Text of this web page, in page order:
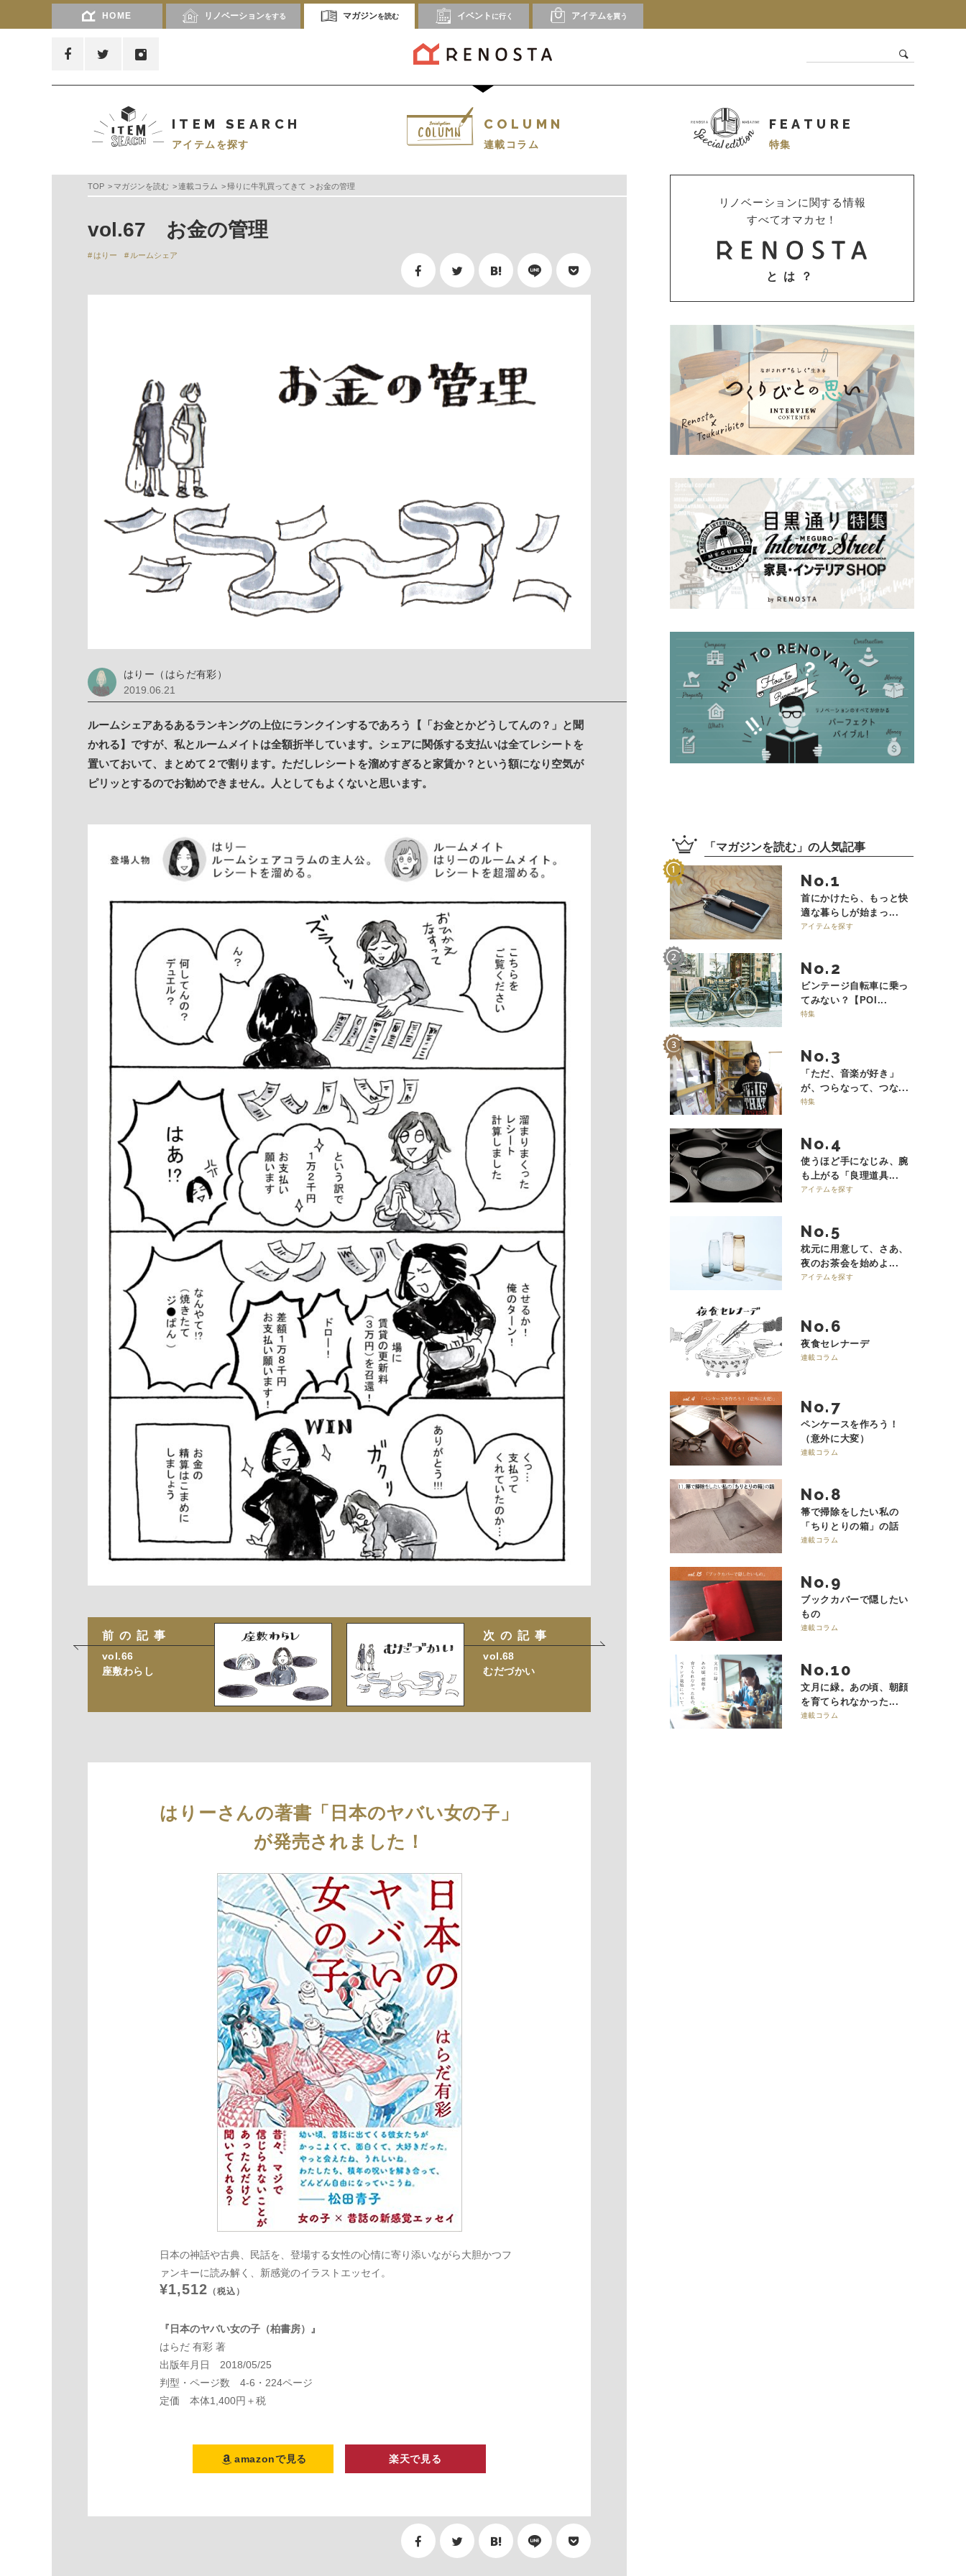
HOME リノベーションをする マガジンを読む イベント に行く アイテムを買う
ITEM SEARCH
アイテムを探す
COLUMN
連載コラム
FEATURE
特集
TOP マガジンを読む 連載コラム 帰りに牛乳買ってきて お金の管理
vol.67 お金の管理
はりー ルームシェア
はりー（はらだ有彩）
2019.06.21
ルームシェアあるあるランキングの上位にランクインするであろう【「お金とかどうしてんの？」と聞
かれる】ですが、私とルームメイトは全額折半しています。シェアに関係する支払いは全てレシートを
置いておいて、まとめて２で割ります。ただしレシートを溜めすぎると家賃か？という額になり空気が
ピリッとするのでお勧めできません。人としてもよくないと思います。
前の記事
vol.66
座敷わらし
次の記事
vol.68
むだづかい
はりーさんの著書「日本のヤバい女の子」
が発売されました！
日本の神話や古典、民話を、登場する女性の心情に寄り添いながら大胆かつフ
ァンキーに読み解く、新感覚のイラストエッセイ。
¥1,512 （税込）
『日本のヤバい女の子（柏書房）』
はらだ 有彩 著
出版年月日 2018/05/25
判型・ページ数 4-6・224ページ
定価 本体1,400円＋税
amazonで見る 楽天で見る
リノベーションに関する情報
すべてオマカセ！
とは？
「 マガジンを読む 」の人気記事
No.
首にかけたら、もっと快
適な暮らしが始まっ...
アイテムを探す
No.
ビンテージ自転車に乗っ
てみない？【POI...
特集
No.
「ただ、音楽が好き」
が、つらなって、つな...
特集
No.
使うほど手になじみ、腕
も上がる「良理道具...
アイテムを探す
No.
枕元に用意して、さあ、
夜のお茶会を始めよ...
アイテムを探す
No.
夜食セレナーデ
連載コラム
No.
ペンケースを作ろう！
（意外に大変）
連載コラム
No.
箒で掃除をしたい私の
「ちりとりの箱」の話
連載コラム
No.
ブックカバーで隠したい
もの
連載コラム
No.
文月に緑。あの頃、朝顔
を育てられなかった...
連載コラム